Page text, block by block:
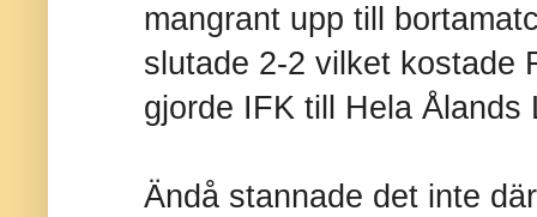
mangrant upp till
slutade 2-2 vilket kostade
gjorde IFK till Hela Ålands
Ändå stannade det inte